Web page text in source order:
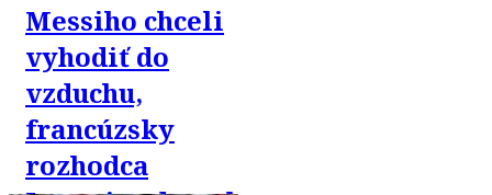
Messiho chceli
vyhodiť do
vzduchu,
francúzsky
rozhodca